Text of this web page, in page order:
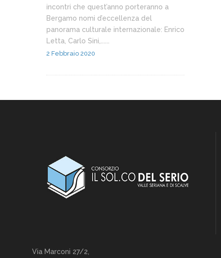
incontri che quest’anno porteranno a
Bergamo nomi d’eccellenza del
panorama culturale internazionale: Enrico
Letta, Carlo Sini,......
2 Febbraio 2020
Via Marconi 27/2,